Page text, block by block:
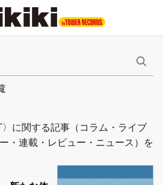
に関する記事（コラム・ライブ
・連載・レビュー・ニュース）を